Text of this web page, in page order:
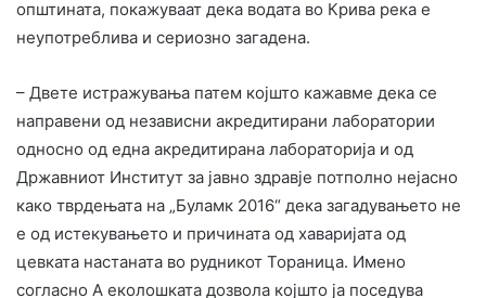
општината, покажуваат дека водата во Крива река е
неупотреблива и сериозно загадена.
– Двете истражувања патем којшто кажавме дека се
направени од независни акредитирани лаборатории
односно од една акредитирана лабораторија и од
Државниот Институт за јавно здравје потполно нејасно
како тврдењата на „Буламк 2016“ дека загадувањето не
е од истекувањето и причината од хаваријата од
цевката настаната во рудникот Тораница. Имено
согласно А еколошката дозвола којшто ја поседува